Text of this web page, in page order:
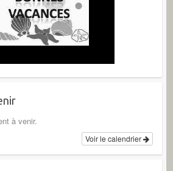
à venir.
Voir le calendrier